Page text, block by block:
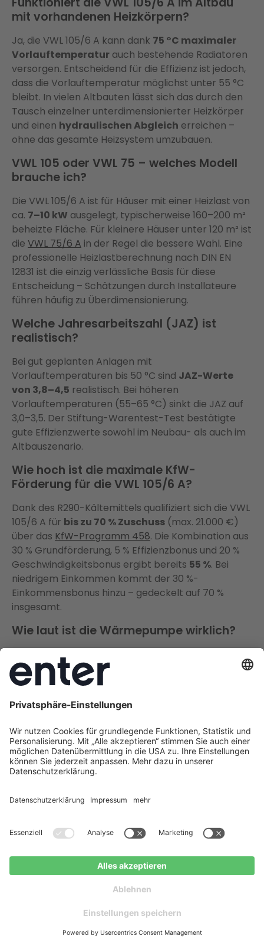
mit vorhandenen Heizkörpern?
Ja, die VWL 105/6 A kann dank 75 °C maximaler
Vorlauftemperatur auch bestehende Radiatoren
versorgen. Entscheidend für die Effizienz ist jedoch,
dass die Vorlauftemperatur möglichst unter 55 °C
bleibt. In vielen Altbauten lässt sich das durch den
Tausch einzelner unterdimensionierter Heizkörper
und einen hydraulischen Abgleich erreichen –
ohne das gesamte Heizsystem umzubauen.
VWL 105 oder VWL 75 – welches Modell
brauche ich?
Die VWL 105/6 A ist für Häuser mit einer Heizlast von
ca. 7–10 kW ausgelegt, typischerweise 160–200 m²
beheizte Fläche. Für kleinere Häuser unter 120 m² ist
die VWL 75/6 A in der Regel die bessere Wahl. Eine
professionelle Heizlastberechnung nach DIN EN
12831 ist die einzig verlässliche Basis für diese
Entscheidung – Schätzungen durch Installateure
führen häufig zu Überdimensionierung.
Welche Jahresarbeitszahl (JAZ) ist
realistisch?
Bei gut geplanten Anlagen mit
Vorlauftemperaturen bis 50 °C sind JAZ-Werte
von 3,8–4,5 realistisch. Bei höheren
Vorlauftemperaturen (55–65 °C) sinkt die JAZ auf
3,0–3,5. Der Stiftung-Warentest-Test bestätigte
gute Effizienzwerte sowohl im Neubau- als auch im
Altbauszenario.
Wie hoch ist die maximale KfW-
Förderung für die VWL 105/6 A?
Dank des R290-Kältemittels qualifiziert sich die VWL
105/6 A für bis zu 70 % Zuschuss (max. 21.000 €)
über das KfW-Programm 458. Die Kombination aus
30 % Grundförderung, 5 % Effizienzbonus und 20 %
Geschwindigkeitsbonus ergibt bereits 55 %. Bei
niedrigem Einkommen kommt der 30 %-
Einkommensbonus hinzu – gedeckelt auf 70 %
insgesamt.
Wie laut ist die Wärmepumpe wirklich?
Im Nachtmodus beträgt der Schallleistungspegel
46 dB(A). In 3 Metern Entfernung sind es nur noch
29 dB(A). Die Grenzwerte der TA Lärm (nachts 35
Metern Abstandzur Grundstücksgrenze ohne
zusätzliche Maßnahmen eingehalten. Bei
geringeren Abständen sind
Schallschutzmaßnahmen einzuplanen.
Lohnt sich die VWL 105/6 A noch oder
weiterhin am Markt verfügbar ist – teilweise zu
reduzierten Preisen. Die neue /8.1-Generation
bietet laut Vaillant Verbesserungen bei
Schallschutz und Effizienz. Ob sich das Warten
lohnt, hängt von Ihrem Zeitplan und den konkreten
Geschwindigkeitsbonus von 20 %sinkt ab 2029 –
ein schneller Heizungstausch kann finanziell